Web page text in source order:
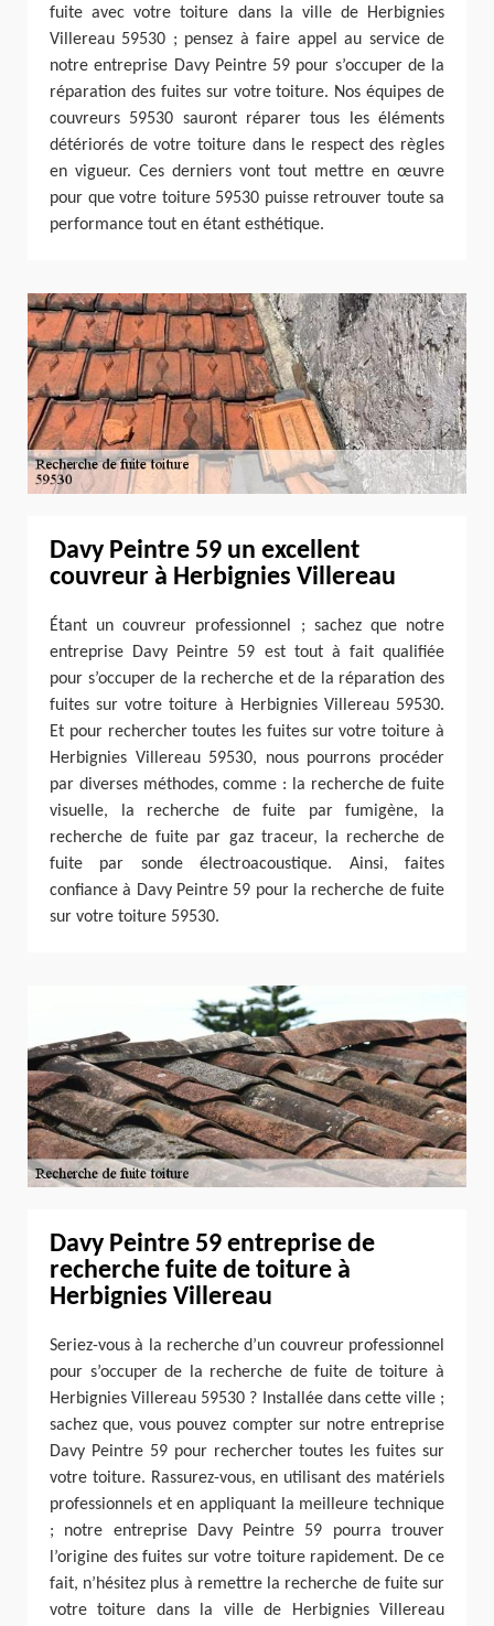
fuite avec votre toiture dans la ville de Herbignies
Villereau 59530 ; pensez à faire appel au service de
notre entreprise Davy Peintre 59 pour s’occuper de la
réparation des fuites sur votre toiture. Nos équipes de
couvreurs 59530 sauront réparer tous les éléments
détériorés de votre toiture dans le respect des règles
en vigueur. Ces derniers vont tout mettre en œuvre
pour que votre toiture 59530 puisse retrouver toute sa
performance tout en étant esthétique.
Davy Peintre 59 un excellent
couvreur à Herbignies Villereau
Étant un couvreur professionnel ; sachez que notre
entreprise Davy Peintre 59 est tout à fait qualifiée
pour s’occuper de la recherche et de la réparation des
fuites sur votre toiture à Herbignies Villereau 59530.
Et pour rechercher toutes les fuites sur votre toiture à
Herbignies Villereau 59530, nous pourrons procéder
par diverses méthodes, comme : la recherche de fuite
visuelle, la recherche de fuite par fumigène, la
recherche de fuite par gaz traceur, la recherche de
fuite par sonde électroacoustique. Ainsi, faites
confiance à Davy Peintre 59 pour la recherche de fuite
sur votre toiture 59530.
Davy Peintre 59 entreprise de
recherche fuite de toiture à
Herbignies Villereau
Seriez-vous à la recherche d’un couvreur professionnel
pour s’occuper de la recherche de fuite de toiture à
Herbignies Villereau 59530 ? Installée dans cette ville ;
sachez que, vous pouvez compter sur notre entreprise
Davy Peintre 59 pour rechercher toutes les fuites sur
votre toiture. Rassurez-vous, en utilisant des matériels
professionnels et en appliquant la meilleure technique
; notre entreprise Davy Peintre 59 pourra trouver
l’origine des fuites sur votre toiture rapidement. De ce
fait, n’hésitez plus à remettre la recherche de fuite sur
votre toiture dans la ville de Herbignies Villereau